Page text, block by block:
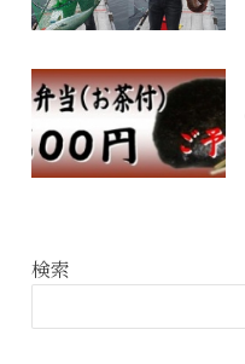
検索